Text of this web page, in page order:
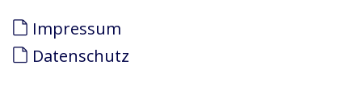
Impressum
Datenschutz